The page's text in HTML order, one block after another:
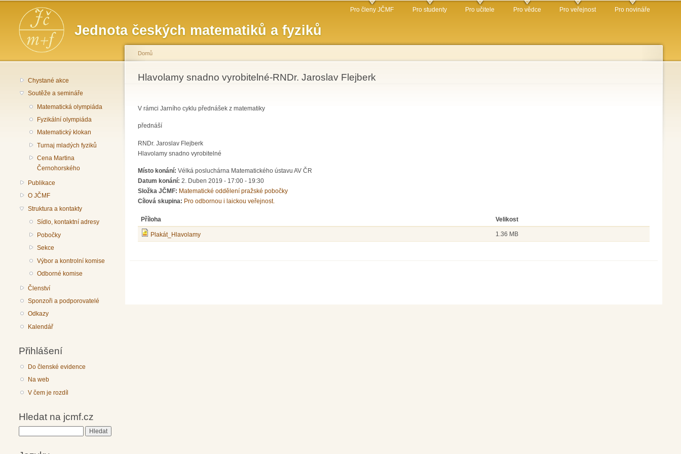
obsahu
Jednota českých matematiků a fyziků
Hlavní menu Pro členy JČMF Pro studenty Pro učitele Pro vědce Pro veřejnost Pro novináře
Chystané akce
Soutěže a semináře
Matematická olympiáda
Fyzikální olympiáda
Matematický klokan
Turnaj mladých fyziků
Cena Martina
Černohorského
Publikace
O JČMF
Struktura a kontakty
Sídlo, kontaktní adresy
Pobočky
Sekce
Výbor a kontrolní komise
Odborné komise
Členství
Sponzoři a podporovatelé
Odkazy
Kalendář
Přihlášení
Do členské evidence
Na web
V čem je rozdíl
Hledat na jcmf.cz
Jste zde
Domů
Hlavolamy snadno vyrobitelné-RNDr. Jaroslav Flejberk
V rámci Jarního cyklu přednášek z matematiky
přednáší
RNDr. Jaroslav Flejberk
Hlavolamy snadno vyrobitelné
Místo konání: Vélká posluchárna Matematického ústavu AV ČR
Datum konání: 2. Duben 2019 - 17:00 - 19:30
Složka JČMF: Matematické oddělení pražské pobočky
Cílová skupina: Pro odbornou i laickou veřejnost.
Příloha Velikost
Plakát_Hlavolamy 1.36 MB